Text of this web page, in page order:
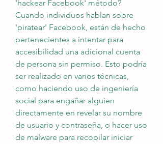
'hackear Facebook' método?
Cuando individuos hablan sobre
'piratear' Facebook, están de hecho
pertenecientes a intentar para
accesibilidad una adicional cuenta
de persona sin permiso. Esto podría
ser realizado en varios técnicas,
como haciendo uso de ingeniería
social para engañar alguien
directamente en revelar su nombre
de usuario y contraseña, o hacer uso
de malware para recopilar iniciar